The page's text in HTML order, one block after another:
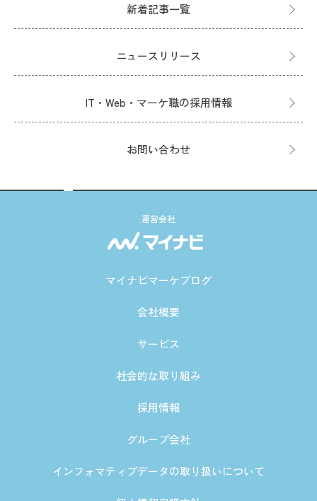
新着記事一覧
ニュースリリース
IT・Web・マーケ職の採用情報
お問い合わせ
運営会社
マイナビマーケブログ
会社概要
サービス
社会的な取り組み
採用情報
グループ会社
インフォマティブデータの取り扱いについて